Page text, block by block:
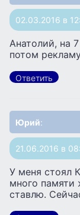
02.03.2016 в
Анатолий, на
потом
Ответить
Юрий:
21.06.2016 в
У меня стоял
много памяти
ставлю.